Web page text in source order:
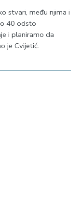
stvari, među njima i
40 odsto
i planiramo da
je Cvijetić.